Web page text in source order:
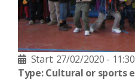
Start: 27/02/2020 - 11:30
Type: Cultural or sports